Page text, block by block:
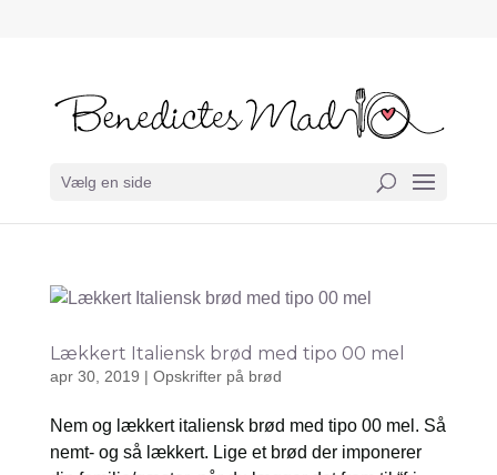
Vælg en side
Lækkert Italiensk brød med tipo 00 mel
apr 30, 2019 | Opskrifter på brød
Nem og lækkert italiensk brød med tipo 00 mel. Så
nemt- og så lækkert. Lige et brød der imponerer